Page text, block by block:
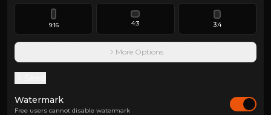
9:16 4:3 3:4
More Options
Watermark
Free users cannot disable watermark